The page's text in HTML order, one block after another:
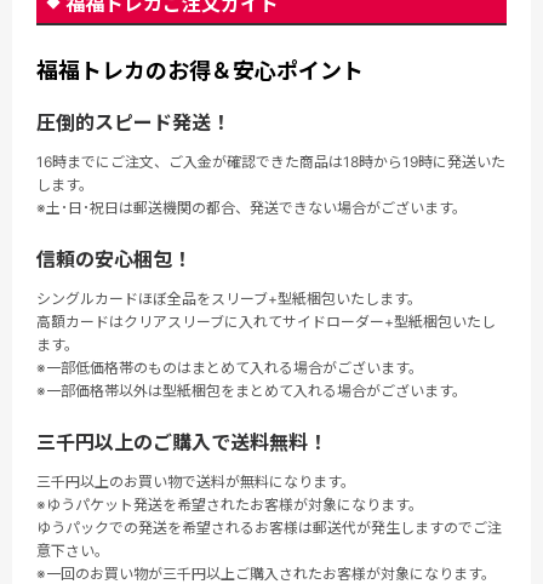
福福トレカのお得＆安心ポイント
圧倒的スピード発送！
16時までにご注文、ご入金が確認できた商品は18時から19時に発送いた
します。
※土･日･祝日は郵送機関の都合、発送できない場合がございます。
信頼の安心梱包！
シングルカードほぼ全品をスリーブ+型紙梱包いたします。
高額カードはクリアスリーブに入れてサイドローダー+型紙梱包いたし
ます。
※一部低価格帯のものはまとめて入れる場合がございます。
※一部価格帯以外は型紙梱包をまとめて入れる場合がございます。
三千円以上のご購入で送料無料！
三千円以上のお買い物で送料が無料になります。
※ゆうパケット発送を希望されたお客様が対象になります。
ゆうパックでの発送を希望されるお客様は郵送代が発生しますのでご注
意下さい。
※一回のお買い物が三千円以上ご購入されたお客様が対象になります。